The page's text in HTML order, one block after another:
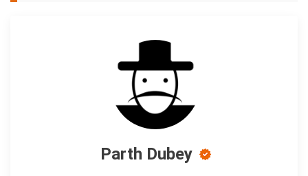
Parth Dubey